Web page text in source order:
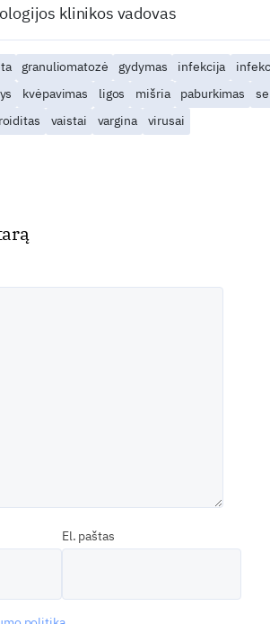
klinikos vadovas
granuliomatozė gydymas infekcija
kvėpavimas ligos mišria paburkimas
vaistai vargina virusai
El. paštas